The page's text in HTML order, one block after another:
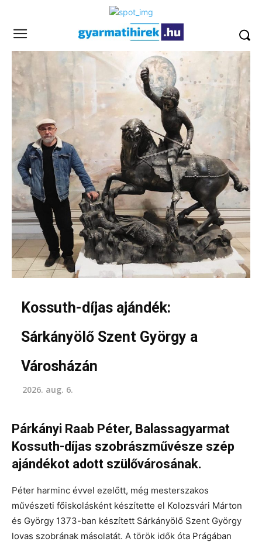
Kossuth-díjas ajándék:
Sárkányölő Szent György a
Városházán
2026. aug. 6.
Párkányi Raab Péter, Balassagyarmat
Kossuth-díjas szobrászművésze szép
ajándékot adott szülővárosának.
Péter harminc évvel ezelőtt, még mesterszakos
művészeti főiskolásként készítette el Kolozsvári Márton
és György 1373-ban készített Sárkányölő Szent György
lovas szobrának másolatát. A török idők óta Prágában